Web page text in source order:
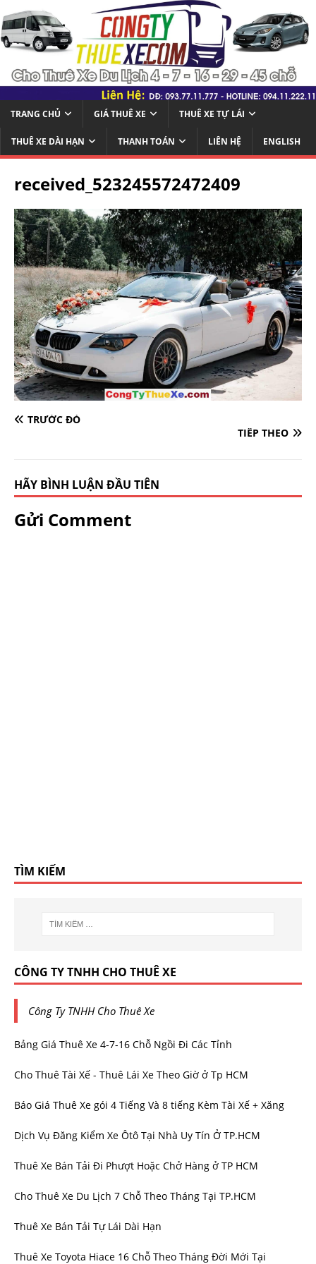
TRANG CHỦ GIÁ THUÊ XE THUÊ XE TỰ LÁI
THUÊ XE DÀI HẠN THANH TOÁN LIÊN HỆ ENGLISH
received_523245572472409
TRƯỚC ĐÓ
TIẾP THEO
HÃY BÌNH LUẬN ĐẦU TIÊN
Gửi Comment
TÌM KIẾM
CÔNG TY TNHH CHO THUÊ XE
Công Ty TNHH Cho Thuê Xe
Bảng Giá Thuê Xe 4-7-16 Chỗ Ngồi Đi Các Tỉnh
Cho Thuê Tài Xế - Thuê Lái Xe Theo Giờ ở Tp HCM
Báo Giá Thuê Xe gói 4 Tiếng Và 8 tiếng Kèm Tài Xế + Xăng
Dịch Vụ Đăng Kiểm Xe Ôtô Tại Nhà Uy Tín Ở TP.HCM
Thuê Xe Bán Tải Đi Phượt Hoặc Chở Hàng ở TP HCM
Cho Thuê Xe Du Lịch 7 Chỗ Theo Tháng Tại TP.HCM
Thuê Xe Bán Tải Tự Lái Dài Hạn
Thuê Xe Toyota Hiace 16 Chỗ Theo Tháng Đời Mới Tại